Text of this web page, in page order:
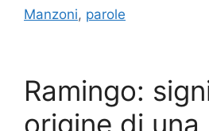
Manzoni, parole
Ramingo:
origine di una